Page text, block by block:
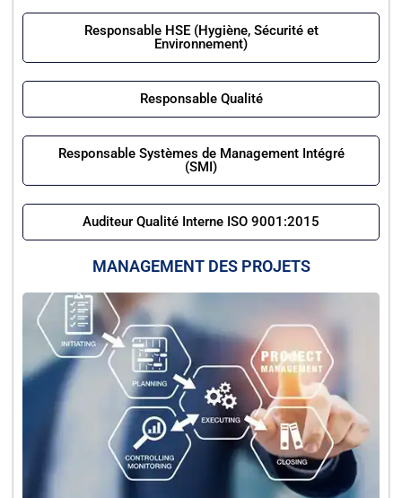
Responsable HSE (Hygiène, Sécurité et
Environnement)
Responsable Qualité
Responsable Systèmes de Management Intégré
(SMI)
Auditeur Qualité Interne ISO 9001:2015
MANAGEMENT DES PROJETS